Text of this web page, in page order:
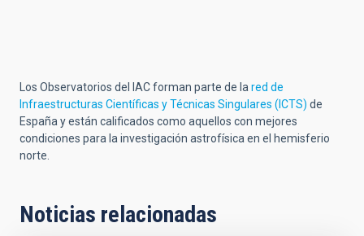
Los Observatorios del IAC forman parte de la red de
Infraestructuras Científicas y Técnicas Singulares (ICTS) de
España y están calificados como aquellos con mejores
condiciones para la investigación astrofísica en el hemisferio
norte.
Noticias relacionadas